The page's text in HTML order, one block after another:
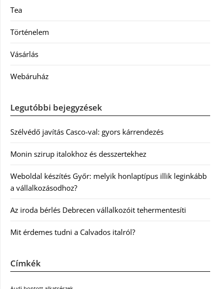
Tea
Történelem
Vásárlás
Webáruház
Legutóbbi bejegyzések
Szélvédő javítás Casco-val: gyors kárrendezés
Monin szirup italokhoz és desszertekhez
Weboldal készítés Győr: melyik honlaptípus illik leginkább
a vállalkozásodhoz?
Az iroda bérlés Debrecen vállalkozóit tehermentesíti
Mit érdemes tudni a Calvados italról?
Címkék